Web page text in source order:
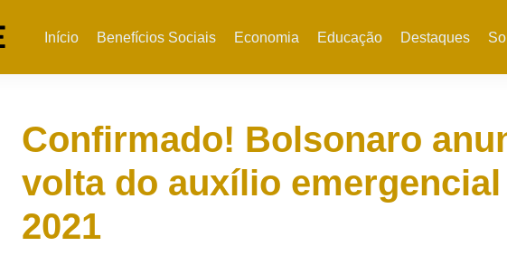
Início Benefícios Sociais Economia Educação Destaques
Confirmado! Bolsonaro
volta do auxílio emergencial
2021